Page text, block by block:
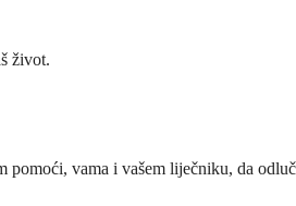
život.
vama i vašem liječniku, da